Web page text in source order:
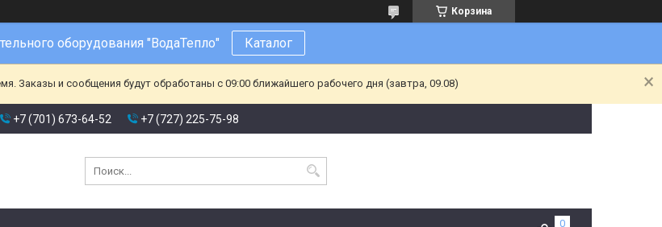
Корзина
оборудования "ВодаТепло" Каталог
Заказы и сообщения будут обработаны с 09:00 ближайшего рабочего дня (завтра, 09.08)
+7 (701) 673-64-52 +7 (727) 225-75-98